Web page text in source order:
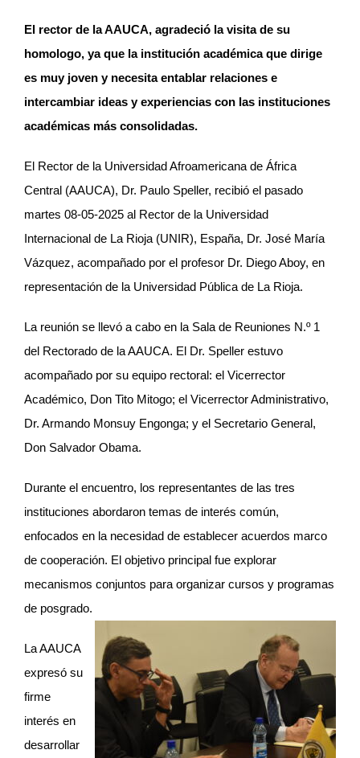
El rector de la AAUCA, agradeció la visita de su
homologo, ya que la institución académica que dirige
es muy joven y necesita entablar relaciones e
intercambiar ideas y experiencias con las instituciones
académicas más consolidadas.
El Rector de la Universidad Afroamericana de África
Central (AAUCA), Dr. Paulo Speller, recibió el pasado
martes 08-05-2025 al Rector de la Universidad
Internacional de La Rioja (UNIR), España, Dr. José María
Vázquez, acompañado por el profesor Dr. Diego Aboy, en
representación de la Universidad Pública de La Rioja.
La reunión se llevó a cabo en la Sala de Reuniones N.º 1
del Rectorado de la AAUCA. El Dr. Speller estuvo
acompañado por su equipo rectoral: el Vicerrector
Académico, Don Tito Mitogo; el Vicerrector Administrativo,
Dr. Armando Monsuy Engonga; y el Secretario General,
Don Salvador Obama.
Durante el encuentro, los representantes de las tres
instituciones abordaron temas de interés común,
enfocados en la necesidad de establecer acuerdos marco
de cooperación. El objetivo principal fue explorar
mecanismos conjuntos para organizar cursos y programas
de posgrado.
La AAUCA
expresó su
firme
interés en
desarrollar